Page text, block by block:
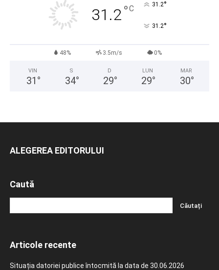
31.2°C 31.2°
31.2°
48% 3.5m/s 0%
VIN
31 °
S
34°
D
29°
LUN
29°
MAR
30°
ALEGEREA EDITORULUI
Caută
Articole recente
Situația datoriei publice întocmită la data de 30.06.2026